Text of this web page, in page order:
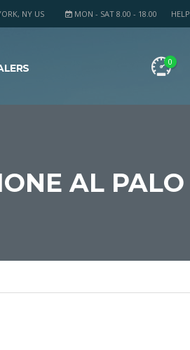
HELP
MON - SAT 8.00 - 18.00
NY US
0
AL PALO